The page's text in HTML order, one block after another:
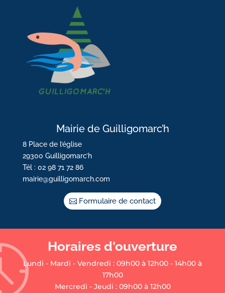
Mairie de Guilligomarc’h
8 Place de l’église
29300 Guilligomarc’h
Tél : 02 98 71 72 86
mairie@guilligomarch.com
Formulaire de contact
Horaires d'ouverture
Lundi - Mardi - Vendredi : 09h00 à 12h00 - 14h00 à
17h00
Mercredi - Jeudi : 09h00 à 12h00